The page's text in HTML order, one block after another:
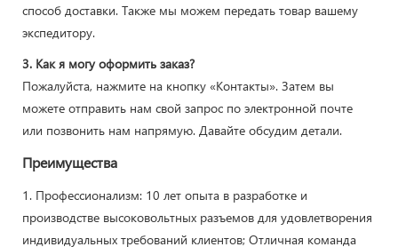
способ доставки. Также мы можем передать товар вашему
экспедитору.
3. Как я могу оформить заказ?
Пожалуйста, нажмите на кнопку «Контакты». Затем вы
можете отправить нам свой запрос по электронной почте
или позвонить нам напрямую. Давайте обсудим детали.
Преимущества
1. Профессионализм: 10 лет опыта в разработке и
производстве высоковольтных разъемов для удовлетворения
индивидуальных требований клиентов; Отличная команда